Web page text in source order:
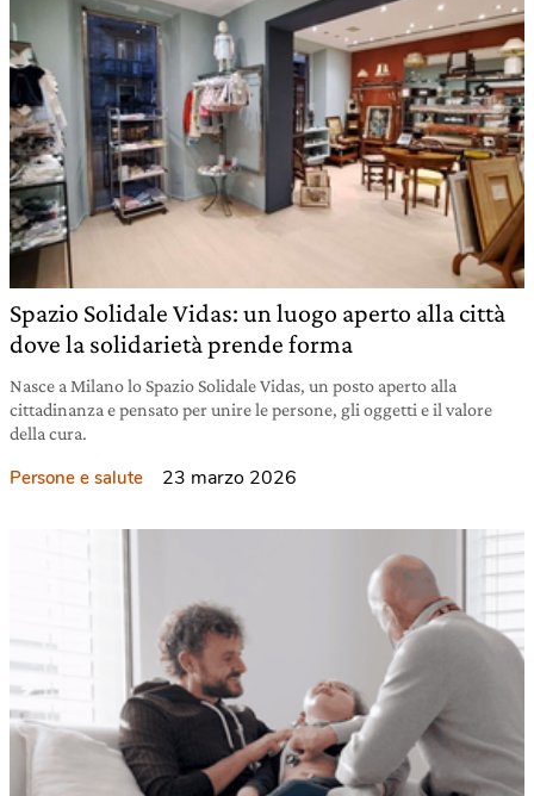
Spazio Solidale Vidas: un luogo aperto alla città
dove la solidarietà prende forma
Nasce a Milano lo Spazio Solidale Vidas, un posto aperto alla
cittadinanza e pensato per unire le persone, gli oggetti e il valore
della cura.
Persone e salute 23 marzo 2026